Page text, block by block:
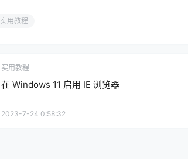
实用教程
实用教程
在 Windows 11 启用 IE 浏览器
2023-7-24 0:58:32